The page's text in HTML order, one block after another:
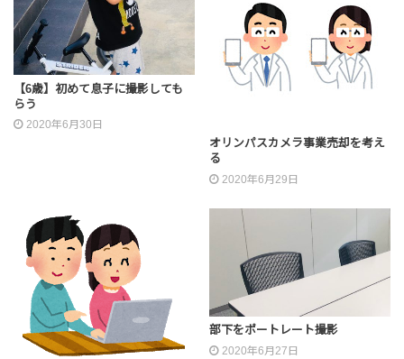
【6歳】初めて息子に撮影しても
らう
2020年6月30日
オリンパスカメラ事業売却を考え
る
2020年6月29日
部下をポートレート撮影
2020年6月27日